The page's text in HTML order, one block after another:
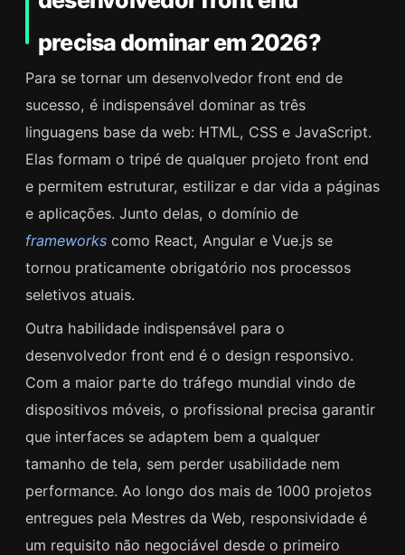
precisa dominar em 2026?
Para se tornar um desenvolvedor front end de
sucesso, é indispensável dominar as três
linguagens base da web: HTML, CSS e JavaScript.
Elas formam o tripé de qualquer projeto front end
e permitem estruturar, estilizar e dar vida a páginas
e aplicações. Junto delas, o domínio de
frameworks como React, Angular e Vue.js se
tornou praticamente obrigatório nos processos
seletivos atuais.
Outra habilidade indispensável para o
desenvolvedor front end é o design responsivo.
Com a maior parte do tráfego mundial vindo de
dispositivos móveis, o profissional precisa garantir
que interfaces se adaptem bem a qualquer
tamanho de tela, sem perder usabilidade nem
performance. Ao longo dos mais de 1000 projetos
entregues pela Mestres da Web, responsividade é
um requisito não negociável desde o primeiro